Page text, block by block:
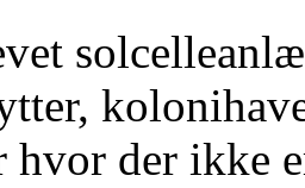
hvor der ikke